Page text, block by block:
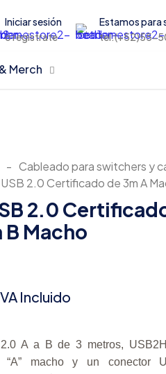
Iniciar sesión
o registrate
Estamos para
tel:(+52)55-
Merch
- Cableado para switchers y
2.0 Certificado de 3m A
2.0
B Macho
Incluido
A a B de 3 metros,
“A” macho y un conector